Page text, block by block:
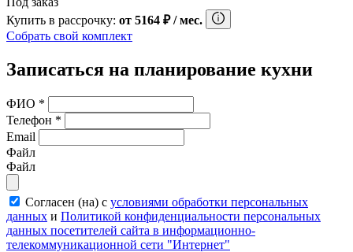
Купить в рассрочку: от 5164 ₽/ мес.
Собрать свой комплект
Записаться на планирование кухни
ФИО *
Телефон *
Email
Файл
Файл
Согласен (на) с условиями обработки персональных
данных и Политикой конфиденциальности персональных
данных посетителей сайта в информационно-
телекоммуникационной сети "Интернет"